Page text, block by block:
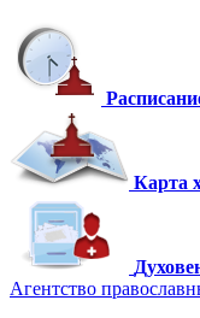
Карта
Агентство